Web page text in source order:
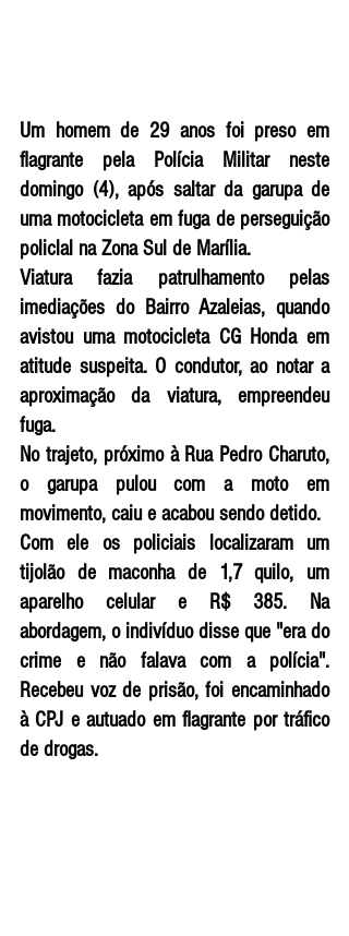
Um homem de 29 anos foi preso em
flagrante pela Polícia Militar neste
domingo (4), após saltar da garupa de
uma motocicleta em fuga de perseguição
policlal na Zona Sul de Marília.
Viatura fazia patrulhamento pelas
imediações do Bairro Azaleias, quando
avistou uma motocicleta CG Honda em
atitude suspeita. O condutor, ao notar a
aproximação da viatura, empreendeu
fuga.
No trajeto, próximo à Rua Pedro Charuto,
o garupa pulou com a moto em
movimento, caiu e acabou sendo detido.
Com ele os policiais localizaram um
tijolão de maconha de 1,7 quilo, um
aparelho celular e R$ 385. Na
abordagem, o indivíduo disse que "era do
crime e não falava com a polícia".
Recebeu voz de prisão, foi encaminhado
à CPJ e autuado em flagrante por tráfico
de drogas.